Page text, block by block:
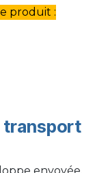
produit :
transport